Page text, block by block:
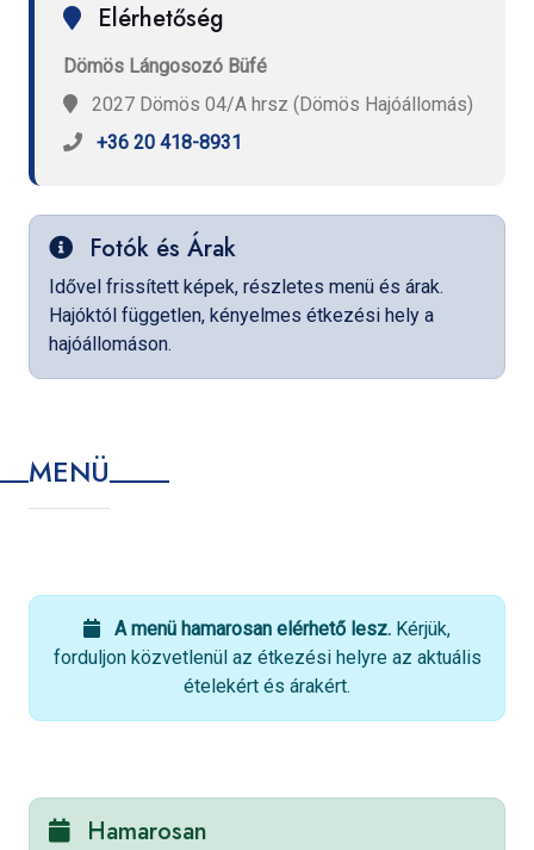
Elérhetőség
Dömös Lángosozó Büfé
2027 Dömös 04/A hrsz (Dömös Hajóállomás)
+36 20 418-8931
Fotók és Árak
Idővel frissített képek, részletes menü és árak.
Hajóktól független, kényelmes étkezési hely a
hajóállomáson.
MENÜ
A menü hamarosan elérhető lesz. Kérjük,
forduljon közvetlenül az étkezési helyre az aktuális
ételekért és árakért.
Hamarosan